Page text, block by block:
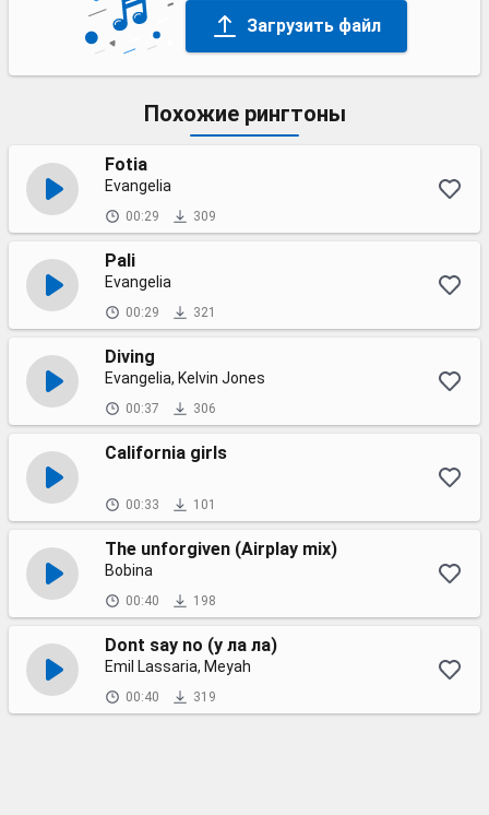
Загрузить файл
Похожие рингтоны
Fotia
Evangelia
00:29 309
Pali
Evangelia
00:29 321
Diving
Evangelia, Kelvin Jones
00:37 306
California girls
00:33 101
The unforgiven (Airplay mix)
Bobina
00:40 198
Dont say no (у ла ла)
Emil Lassaria, Meyah
00:40 319